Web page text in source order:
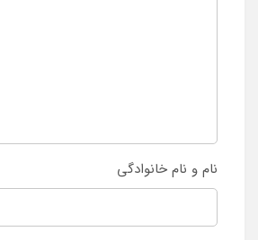
نام و نام خانوادگی